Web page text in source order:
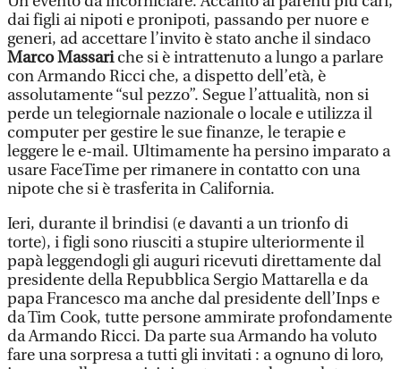
dai figli ai nipoti e pronipoti, passando per nuore e
generi, ad accettare l’invito è stato anche il sindaco
Marco Massariche si è intrattenuto a lungo a parlare
con Armando Ricci che, a dispetto dell’età, è
assolutamente “sul pezzo”. Segue l’attualità, non si
perde un telegiornale nazionale o locale e utilizza il
computer per gestire le sue finanze, le terapie e
leggere le e-mail. Ultimamente ha persino imparato a
usare FaceTime per rimanere in contatto con una
nipote che si è trasferita in California.
Ieri, durante il brindisi (e davanti a un trionfo di
torte), i figli sono riusciti a stupire ulteriormente il
papà leggendogli gli auguri ricevuti direttamente dal
presidente della Repubblica Sergio Mattarella e da
papa Francesco ma anche dal presidente dell’Inps e
da Tim Cook, tutte persone ammirate profondamente
da Armando Ricci. Da parte sua Armando ha voluto
fare una sorpresa a tutti gli invitati : a ognuno di loro,